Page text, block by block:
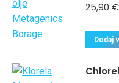
25,90 €
Dodaj